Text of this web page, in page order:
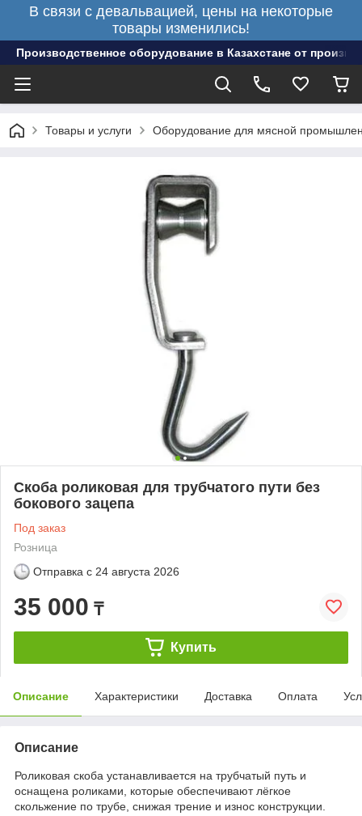
В связи с девальвацией, цены на некоторые
товары изменились!
Производственное оборудование в Казахстане от
Товары и услуги Оборудование для мясной
Скоба роликовая для трубчатого пути без
бокового зацепа
Под заказ
Розница
Отправка с 24 августа 2026
35 000 ₸
Купить
Описание Характеристики Доставка Оплата
Описание
Роликовая скоба устанавливается на трубчатый путь и
оснащена роликами, которые обеспечивают лёгкое
скольжение по трубе, снижая трение и износ конструкции.